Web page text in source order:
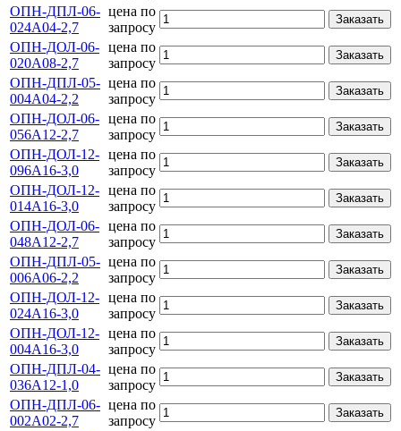
ОПН-ДПЛ-06-
024А04-2,7
цена по
запросу
Заказать
ОПН-ДОЛ-06-
020А08-2,7
цена по
запросу
Заказать
ОПН-ДПЛ-05-
004А04-2,2
цена по
запросу
Заказать
ОПН-ДОЛ-06-
056А12-2,7
цена по
запросу
Заказать
ОПН-ДОЛ-12-
096А16-3,0
цена по
запросу
Заказать
ОПН-ДОЛ-12-
014А16-3,0
цена по
запросу
Заказать
ОПН-ДОЛ-06-
048А12-2,7
цена по
запросу
Заказать
ОПН-ДПЛ-05-
006А06-2,2
цена по
запросу
Заказать
ОПН-ДОЛ-12-
024А16-3,0
цена по
запросу
Заказать
ОПН-ДОЛ-12-
004А16-3,0
цена по
запросу
Заказать
ОПН-ДПЛ-04-
036А12-1,0
цена по
запросу
Заказать
ОПН-ДПЛ-06-
002А02-2,7
цена по
запросу
Заказать